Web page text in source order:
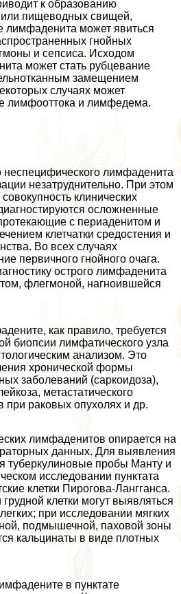
к образованию
пищеводных свищей,
лимфаденита может явиться
гнойных
и сепсиса. Исходом
может стать рубцевание
замещением
случаях может
лимфооттока и лимфедема.
неспецифического лимфаденита
незатруднительно. При этом
клинических
осложненные
с периаденитом и
клетчатки средостения и
Во всех случаях
первичного гнойного очага.
острого лимфаденита
флегмоной, нагноившейся
как правило, требуется
биопсии лимфатического узла
анализом. Это
хронической формы
заболеваний (саркоидоза),
метастатического
paковых опухолях и др.
лимфаденитов опирается на
данных. Для выявления
туберкулиновые пробы Манту и
исследовании пунктата
клетки Пирогова-Лангганса.
клетки могут выявляться
при исследовании мягких
подмышечной, паховой зоны
кальцинаты в виде плотных
в пунктате